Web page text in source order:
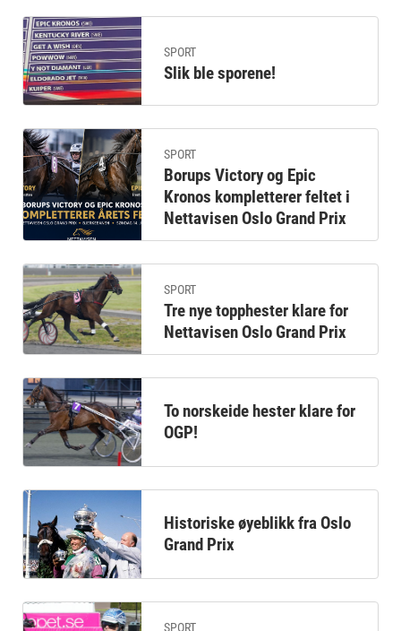
SPORT
Slik ble sporene!
SPORT
Borups Victory og Epic
Kronos kompletterer feltet i
Nettavisen Oslo Grand Prix
SPORT
Tre nye topphester klare for
Nettavisen Oslo Grand Prix
To norskeide hester klare for
OGP!
Historiske øyeblikk fra Oslo
Grand Prix
SPORT